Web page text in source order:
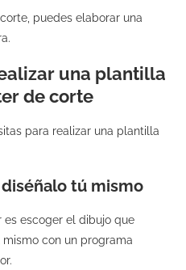
puedes elaborar una
una plantilla
de corte
para realizar una plantilla
tú mismo
es escoger el dibujo que
con un programa